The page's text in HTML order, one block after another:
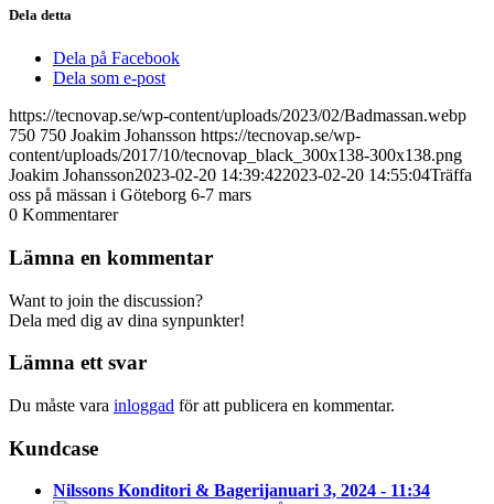
Dela detta
Dela på Facebook
Dela som e-post
https://tecnovap.se/wp-content/uploads/2023/02/Badmassan.webp
750 750 Joakim Johansson https://tecnovap.se/wp-
content/uploads/2017/10/tecnovap_black_300x138-300x138.png
Joakim Johansson2023-02-20 14:39:422023-02-20 14:55:04Träffa
oss på mässan i Göteborg 6-7 mars
0 Kommentarer
Lämna en kommentar
Want to join the discussion?
Dela med dig av dina synpunkter!
Lämna ett svar
Du måste vara inloggad för att publicera en kommentar.
Kundcase
Nilssons Konditori & Bagerijanuari 3, 2024 - 11:34